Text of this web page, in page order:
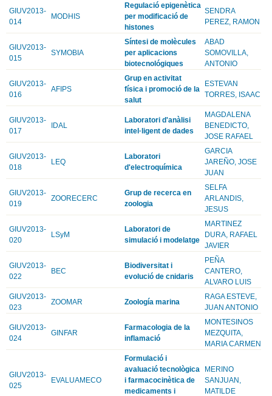
GIUV2013-
014
MODHIS
Regulació epigenètica
per modificació de
histones
SENDRA
PEREZ, RAMON
GIUV2013-
015
SYMOBIA
Síntesi de molècules
per aplicacions
biotecnológiques
ABAD
SOMOVILLA,
ANTONIO
GIUV2013-
016
AFIPS
Grup en activitat
física i promoció de la
salut
ESTEVAN
TORRES, ISAAC
GIUV2013-
017
IDAL
Laboratori d'anàlisi
intel·ligent de dades
MAGDALENA
BENEDICTO,
JOSE RAFAEL
GIUV2013-
018
LEQ
Laboratori
d'electroquímica
GARCIA
JAREÑO, JOSE
JUAN
GIUV2013-
019
ZOORECERC
Grup de recerca en
zoologia
SELFA
ARLANDIS,
JESUS
GIUV2013-
020
LSyM
Laboratori de
simulació i modelatge
MARTINEZ
DURA, RAFAEL
JAVIER
GIUV2013-
022
BEC
Biodiversitat i
evolució de cnidaris
PEÑA
CANTERO,
ALVARO LUIS
GIUV2013-
023
ZOOMAR Zoología marina
RAGA ESTEVE,
JUAN ANTONIO
GIUV2013-
024
GINFAR
Farmacologia de la
inflamació
MONTESINOS
MEZQUITA,
MARIA CARMEN
GIUV2013-
025
EVALUAMECO
Formulació i
avaluació tecnològica
i farmacocinètica de
medicaments i
MERINO
SANJUAN,
MATILDE